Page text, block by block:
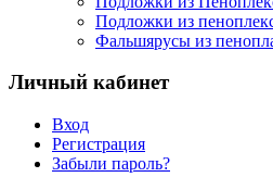
Подложки из
Фальшярусы из
Личный кабинет
Вход
Регистрация
Забыли пароль?